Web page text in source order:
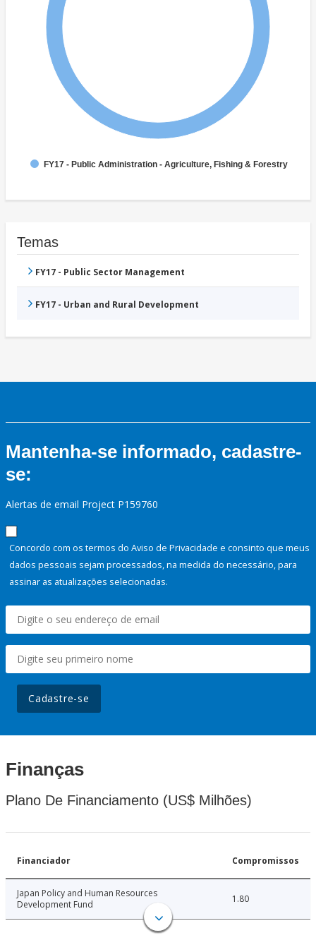
FY17 - Public Administration - Agriculture, Fishing & Forestry
Temas
FY17 - Public Sector Management
FY17 - Urban and Rural Development
Mantenha-se informado, cadastre-
se:
Alertas de email Project P159760
Concordo com os termos do Aviso de Privacidade e consinto que meus
dados pessoais sejam processados, na medida do necessário, para
assinar as atualizações selecionadas.
Cadastre-se
Finanças
Plano De Financiamento (US$ Milhões)
Financiador Compromissos
Japan Policy and Human Resources
Development Fund
1.80